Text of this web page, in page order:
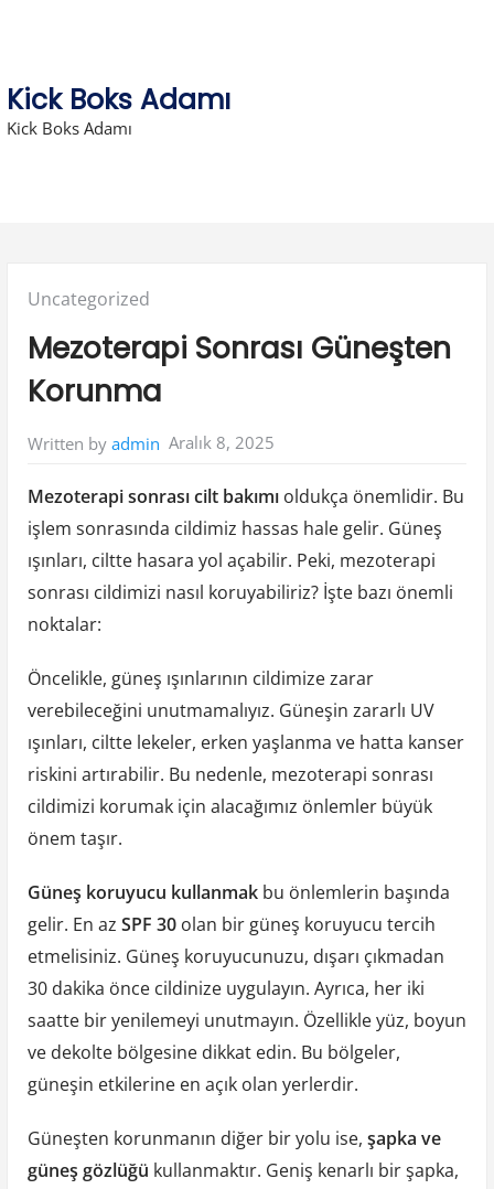
Kick Boks Adamı
Kick Boks Adamı
Posted
Uncategorized
Mezoterapi Sonrası Güneşten
Korunma
Written by admin Aralık 8, 2025
Mezoterapi sonrası cilt bakımıoldukça önemlidir. Bu
işlem sonrasında cildimiz hassas hale gelir. Güneş
ışınları, ciltte hasara yol açabilir. Peki, mezoterapi
sonrası cildimizi nasıl koruyabiliriz? İşte bazı önemli
noktalar:
Öncelikle, güneş ışınlarının cildimize zarar
verebileceğini unutmamalıyız. Güneşin zararlı UV
ışınları, ciltte lekeler, erken yaşlanma ve hatta kanser
riskini artırabilir. Bu nedenle, mezoterapi sonrası
cildimizi korumak için alacağımız önlemler büyük
önem taşır.
Güneş koruyucu kullanmakbu önlemlerin başında
gelir. En az SPF 30olan bir güneş koruyucu tercih
etmelisiniz. Güneş koruyucunuzu, dışarı çıkmadan
30 dakika önce cildinize uygulayın. Ayrıca, her iki
saatte bir yenilemeyi unutmayın. Özellikle yüz, boyun
ve dekolte bölgesine dikkat edin. Bu bölgeler,
güneşin etkilerine en açık olan yerlerdir.
Güneşten korunmanın diğer bir yolu ise, şapka ve
güneş gözlüğü kullanmaktır. Geniş kenarlı bir şapka,